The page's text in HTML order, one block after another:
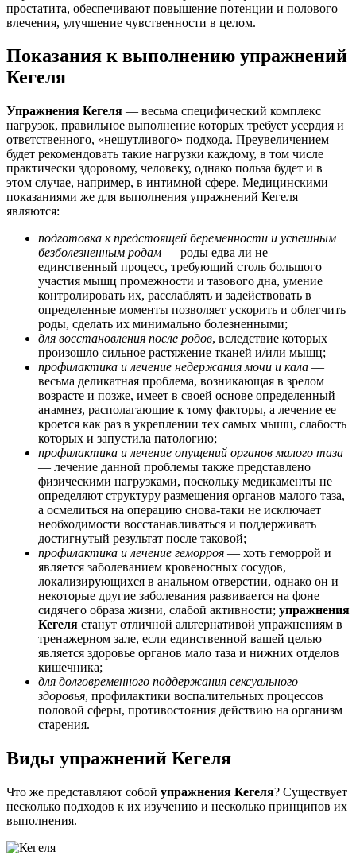
простатита, обеспечивают повышение потенции и полового
влечения, улучшение чувственности в целом.
Показания к выполнению упражнений
Кегеля
Упражнения Кегеля — весьма специфический комплекс
нагрузок, правильное выполнение которых требует усердия и
ответственного, «нешутливого» подхода. Преувеличением
будет рекомендовать такие нагрузки каждому, в том числе
практически здоровому, человеку, однако польза будет и в
этом случае, например, в интимной сфере. Медицинскими
показаниями же для выполнения упражнений Кегеля
являются:
подготовка к предстоящей беременности и успешным
безболезненным родам — роды едва ли не
единственный процесс, требующий столь большого
участия мышц промежности и тазового дна, умение
контролировать их, расслаблять и задействовать в
определенные моменты позволяет ускорить и облегчить
роды, сделать их минимально болезненными;
для восстановления после родов, вследствие которых
произошло сильное растяжение тканей и/или мышц;
профилактика и лечение недержания мочи и кала —
весьма деликатная проблема, возникающая в зрелом
возрасте и позже, имеет в своей основе определенный
анамнез, располагающие к тому факторы, а лечение ее
кроется как раз в укреплении тех самых мышц, слабость
которых и запустила патологию;
профилактика и лечение опущений органов малого таза
— лечение данной проблемы также представлено
физическими нагрузками, поскольку медикаменты не
определяют структуру размещения органов малого таза,
а осмелиться на операцию снова-таки не исключает
необходимости восстанавливаться и поддерживать
достигнутый результат после таковой;
профилактика и лечение геморроя — хоть геморрой и
является заболеванием кровеносных сосудов,
локализирующихся в анальном отверстии, однако он и
некоторые другие заболевания развивается на фоне
сидячего образа жизни, слабой активности; упражнения
Кегеля станут отличной альтернативой упражнениям в
тренажерном зале, если единственной вашей целью
является здоровье органов мало таза и нижних отделов
кишечника;
для долговременного поддержания сексуального
здоровья, профилактики воспалительных процессов
половой сферы, противостояния действию на организм
старения.
Виды упражнений Кегеля
Что же представляют собой упражнения Кегеля? Существует
несколько подходов к их изучению и несколько принципов их
выполнения.